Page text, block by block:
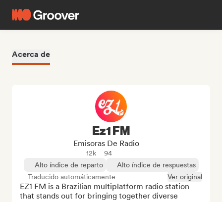
Acerca de
Ez1 FM
Emisoras De Radio
12k
94
Alto índice de reparto
Alto índice de respuestas
Traducido automáticamente
Ver original
EZ1 FM is a Brazilian multiplatform radio station
that stands out for bringing together diverse